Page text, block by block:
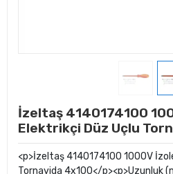
İzeltaş 4140174100
Elektrikçi Düz Uçlu
<p>İzeltaş 4140174100 1000V
Tornavida 4x100</p><p>Uzunluk